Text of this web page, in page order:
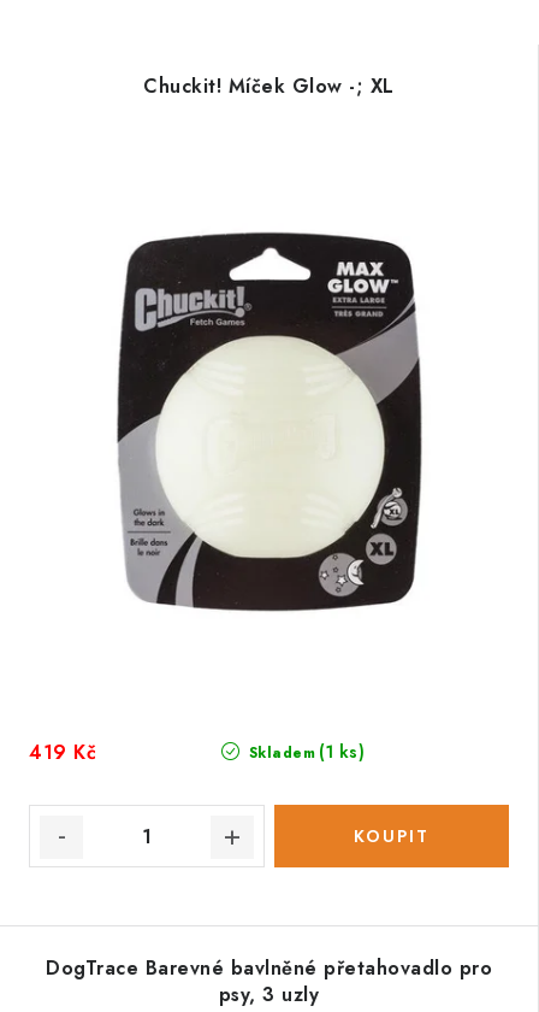
Chuckit! Míček Glow -; XL
Skladem (1 ks)
419 Kč
DogTrace Barevné bavlněné přetahovadlo pro
psy, 3 uzly